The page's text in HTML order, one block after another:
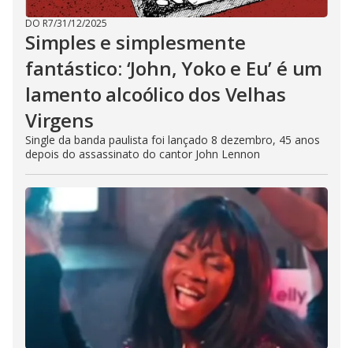
DO R7/31/12/2025
Simples e simplesmente
fantástico: ‘John, Yoko e Eu’ é um
lamento alcoólico dos Velhas
Virgens
Single da banda paulista foi lançado 8 dezembro, 45 anos
depois do assassinato do cantor John Lennon